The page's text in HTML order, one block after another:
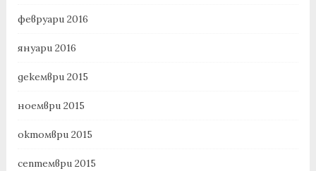
февруари 2016
януари 2016
декември 2015
ноември 2015
октомври 2015
септември 2015